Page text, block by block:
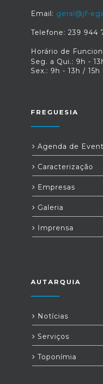
Email: geral@jf-
Telefone: 239 944
Horário de
Seg. a Qui.: 9h -
Sex.: 9h - 13h / 15h
FREGUESIA
Agenda de
Caracterização
Empresas
Galeria
Imprensa
AUTARQUIA
Notícias
Serviços
Toponímia